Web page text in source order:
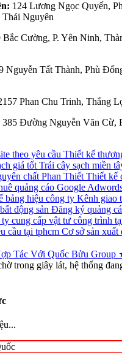
124 Lương Ngọc Quyến,
Nguyên
Bắc Cường, P. Yên Ninh,
Nguyễn Tất Thành, Phù
Phan Chu Trinh, Thắng
385 Đường Nguyễn Văn Cừ,
theo yêu cầu Thiết kế
giá tốtTrái cây sạch miền
chất Phan ThiếtThiết kế
quảng cáo Google
bảng hiệu công ty Kênh giao
động sản Đăng ký quảng
cung cấp vật tư công trình
cầu tại tphcm Cơ sở sản xuất
Tác Với Quốc Bửu Group
trong giây lát, hệ thống